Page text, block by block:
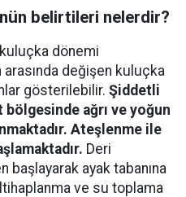
belirtileri nelerdir?
dönemi
arasında değişen kuluçka
gösterilebilir. Şiddetli
bölgesinde ağrı ve yoğun
Ateşlenme ile
Deri
ayak tabanına
ve su toplama